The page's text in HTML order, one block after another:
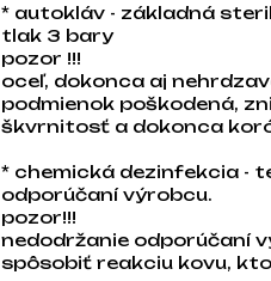
* autokláv - základná
tlak 3 bary
pozor !!!
oceľ, dokonca aj
podmienok poškodená,
škvrnitosť a dokonca
* chemická dezinfekcia -
odporúčaní výrobcu.
pozor!!!
nedodržanie odporúčaní
spôsobiť reakciu kovu,